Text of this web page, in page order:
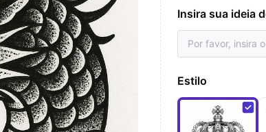
Insira sua ideia
Estilo